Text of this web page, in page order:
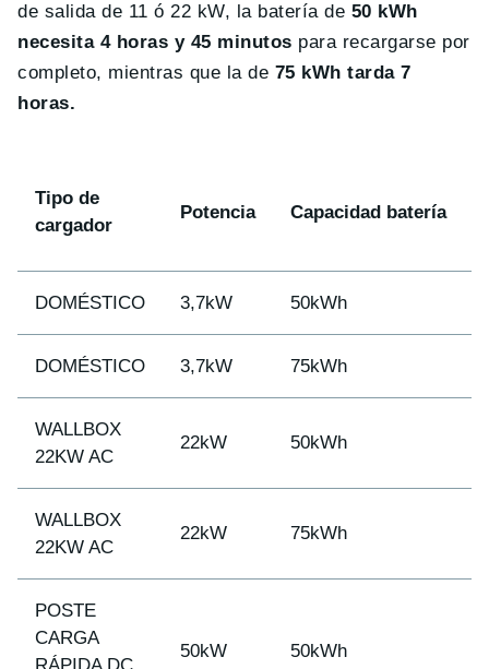
de salida de 11 ó 22 kW, la batería de 50 kWh
necesita 4 horas y 45 minutos para recargarse por
completo, mientras que la de 75 kWh tarda 7
horas.
Tipo de
cargador
Potencia Capacidad batería
DOMÉSTICO 3,7kW 50kWh
DOMÉSTICO 3,7kW 75kWh
WALLBOX
22KW AC
22kW 50kWh
WALLBOX
22KW AC
22kW 75kWh
POSTE
CARGA
50kW 50kWh